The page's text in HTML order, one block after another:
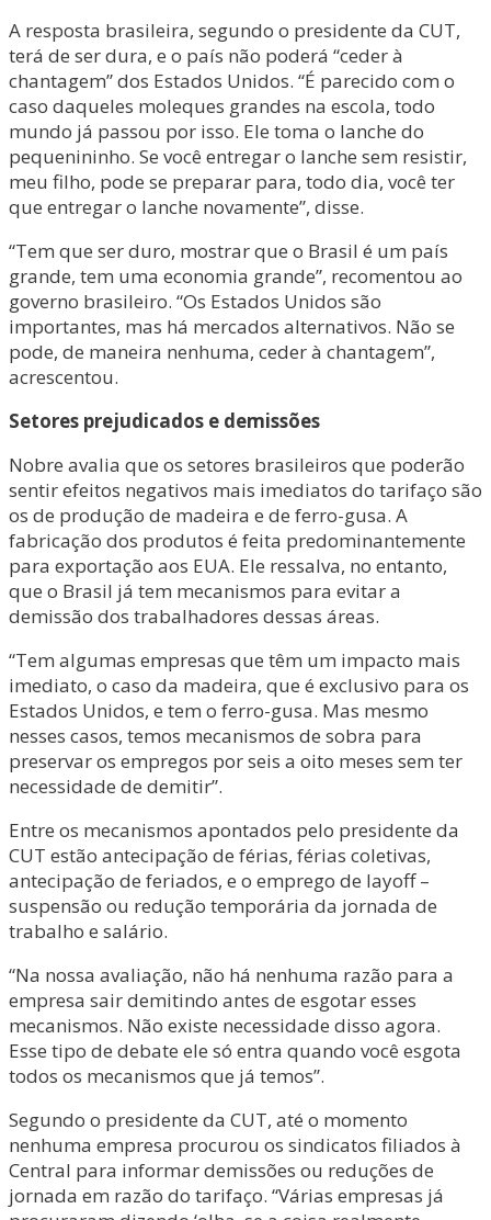
A resposta brasileira, segundo o presidente da CUT,
terá de ser dura, e o país não poderá “ceder à
chantagem” dos Estados Unidos. “É parecido com o
caso daqueles moleques grandes na escola, todo
mundo já passou por isso. Ele toma o lanche do
pequenininho. Se você entregar o lanche sem resistir,
meu filho, pode se preparar para, todo dia, você ter
que entregar o lanche novamente”, disse.
“Tem que ser duro, mostrar que o Brasil é um país
grande, tem uma economia grande”, recomentou ao
governo brasileiro. “Os Estados Unidos são
importantes, mas há mercados alternativos. Não se
pode, de maneira nenhuma, ceder à chantagem”,
acrescentou.
Setores prejudicados e demissões
Nobre avalia que os setores brasileiros que poderão
sentir efeitos negativos mais imediatos do tarifaço são
os de produção de madeira e de ferro-gusa. A
fabricação dos produtos é feita predominantemente
para exportação aos EUA. Ele ressalva, no entanto,
que o Brasil já tem mecanismos para evitar a
demissão dos trabalhadores dessas áreas.
“Tem algumas empresas que têm um impacto mais
imediato, o caso da madeira, que é exclusivo para os
Estados Unidos, e tem o ferro-gusa. Mas mesmo
nesses casos, temos mecanismos de sobra para
preservar os empregos por seis a oito meses sem ter
necessidade de demitir”.
Entre os mecanismos apontados pelo presidente da
CUT estão antecipação de férias, férias coletivas,
antecipação de feriados, e o emprego de layoff –
suspensão ou redução temporária da jornada de
trabalho e salário.
“Na nossa avaliação, não há nenhuma razão para a
empresa sair demitindo antes de esgotar esses
mecanismos. Não existe necessidade disso agora.
Esse tipo de debate ele só entra quando você esgota
todos os mecanismos que já temos”.
Segundo o presidente da CUT, até o momento
nenhuma empresa procurou os sindicatos filiados à
Central para informar demissões ou reduções de
jornada em razão do tarifaço. “Várias empresas já